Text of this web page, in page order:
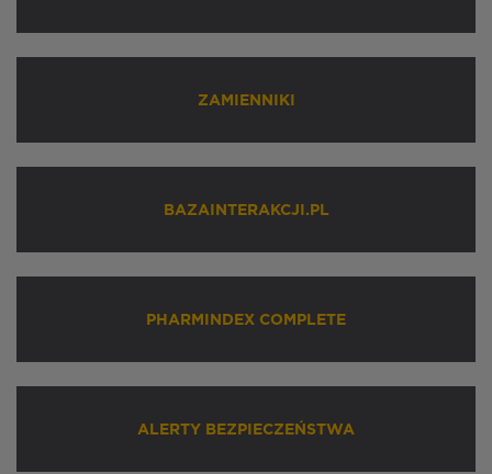
ZAMIENNIKI
BAZAINTERAKCJI.PL
PHARMINDEX COMPLETE
ALERTY BEZPIECZEŃSTWA